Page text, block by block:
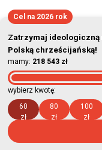
Cel na 2026 rok
Zatrzymaj ideologiczną
Polską chrześcijańską!
mamy: 218 543 zł
wybierz kwotę:
60
zł
80
zł
100
zł